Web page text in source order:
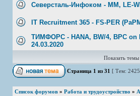
Северсталь-Инфоком - MM, LE-
IT Recruitment 365 - FS-PER
ТИМФОРС - HANA, BW/4, BPC on
24.03.2020
Показать темы
Страница 1 из 31 [ Тем:
Список форумов » Работа и трудоустройство »